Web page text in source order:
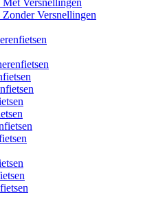
Met Versnellingen
Versnellingen